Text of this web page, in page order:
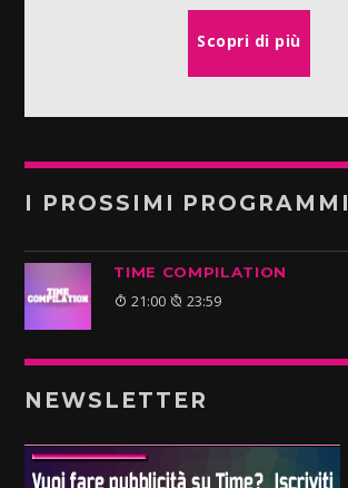
Scopri di più
I PROSSIMI PROGRAMMI
TIME COMPILATION
21:00 23:59
NEWSLETTER